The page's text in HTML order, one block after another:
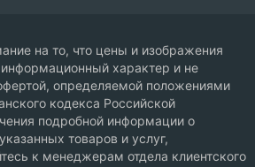
на то, что цены и изображения
информационный характер и не
определяемой положениями
кодекса Российской
подробной информации о
товаров и услуг,
к менеджерам отдела клиентского